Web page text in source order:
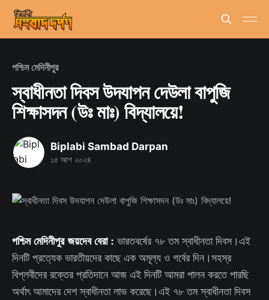
পশ্চিম মেদিনীপুর
স্বাধীনতা দিবস উদযাপন দেউলা বাপুজি
শিক্ষাসদন (উঃ মাঃ) বিদ্যালয়ে!
Biplabi Sambad Darpan
১৫ আগ ২০২৪
পশ্চিম মেদিনীপুর জয়দেব বেরা : ভারতবর্ষের ৭৮ তম স্বাধীনতা দিবস।এই
দিনটি প্রত্যেক ভারতীয়দের কাছে এক অমূল্য ও গর্বের দিন।সহস্র
বিপ্লবীদের রক্তের প্রতিদানে আজ এই দিনটি আমরা পালন করতে পারছি
অর্থাৎ আমাদের দেশ স্বাধীনতা লাভ করেছে।এই ৭৮ তম স্বাধীনতা দিবস